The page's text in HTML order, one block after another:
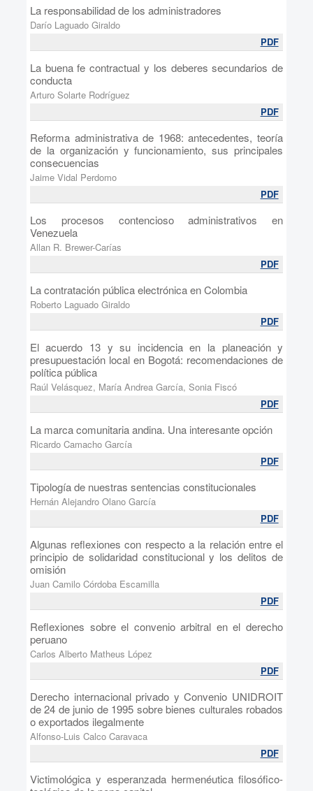
La responsabilidad de los administradores
Darío Laguado Giraldo
PDF
La buena fe contractual y los deberes secundarios de
conducta
Arturo Solarte Rodríguez
PDF
Reforma administrativa de 1968: antecedentes, teoría
de la organización y funcionamiento, sus principales
consecuencias
Jaime Vidal Perdomo
PDF
Los procesos contencioso administrativos en
Venezuela
Allan R. Brewer-Carías
PDF
La contratación pública electrónica en Colombia
Roberto Laguado Giraldo
PDF
El acuerdo 13 y su incidencia en la planeación y
presupuestación local en Bogotá: recomendaciones de
política pública
Raúl Velásquez, María Andrea García, Sonia Fiscó
PDF
La marca comunitaria andina. Una interesante opción
Ricardo Camacho García
PDF
Tipología de nuestras sentencias constitucionales
Hernán Alejandro Olano García
PDF
Algunas reflexiones con respecto a la relación entre el
principio de solidaridad constitucional y los delitos de
omisión
Juan Camilo Córdoba Escamilla
PDF
Reflexiones sobre el convenio arbitral en el derecho
peruano
Carlos Alberto Matheus López
PDF
Derecho internacional privado y Convenio UNIDROIT
de 24 de junio de 1995 sobre bienes culturales robados
o exportados ilegalmente
Alfonso-Luis Calco Caravaca
PDF
Victimológica y esperanzada hermenéutica filosófico-